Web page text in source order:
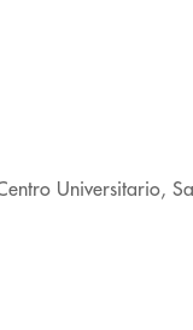
Universitario,